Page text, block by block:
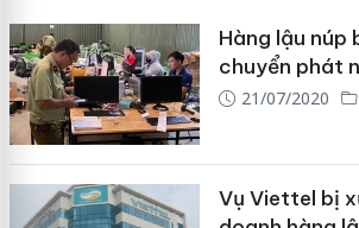
Hàng lậu núp
chuyển phát
21/07/2020
Vụ Viettel bị